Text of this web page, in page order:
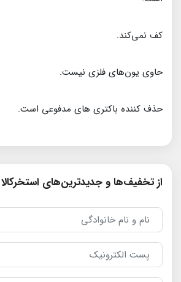
کف نمی‌کند.
حاوی یون‌های فلزی نیست.
حذف كننده باك­تري های مدفوعی است.
از تخفیف‌ها و جدیدترین‌های